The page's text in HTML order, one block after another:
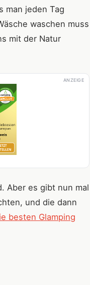
man jeden Tag
waschen muss
mit der Natur
ANZEIGE
Aber es gibt nun mal
und die dann
besten Glamping